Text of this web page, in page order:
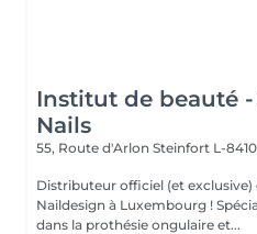
Institut de beauté
Nails
55, Route d'Arlon Steinfort L-8410
Distributeur officiel (et
Naildesign à Luxembourg ! Spécialisée depuis plus de 20 ans
dans la prothésie ongulaire et...